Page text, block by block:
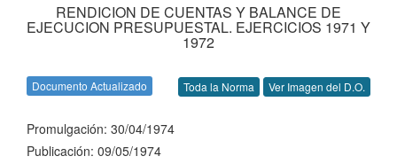
RENDICION DE CUENTAS Y BALANCE DE
EJECUCION PRESUPUESTAL. EJERCICIOS 1971 Y
1972
Documento Actualizado Toda la Norma Ver Imagen del D.O.
Promulgación: 30/04/1974
Publicación: 09/05/1974